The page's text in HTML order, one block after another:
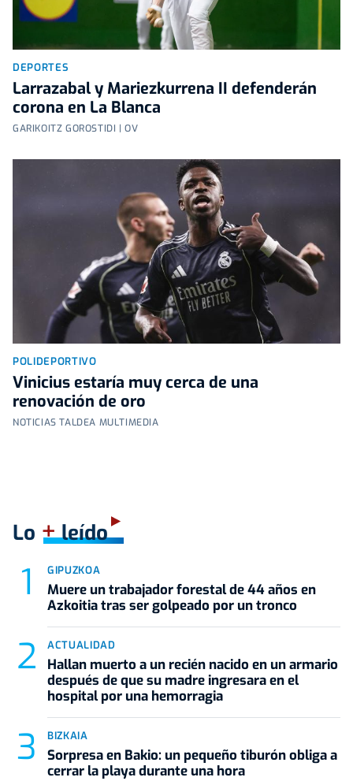
DEPORTES
Larrazabal y Mariezkurrena II defenderán
corona en La Blanca
GARIKOITZ GOROSTIDI | OV
POLIDEPORTIVO
Vinicius estaría muy cerca de una
renovación de oro
NOTICIAS TALDEA MULTIMEDIA
Lo +leído
GIPUZKOA
Muere un trabajador forestal de 44 años en
Azkoitia tras ser golpeado por un tronco
ACTUALIDAD
Hallan muerto a un recién nacido en un armario
después de que su madre ingresara en el
hospital por una hemorragia
BIZKAIA
Sorpresa en Bakio: un pequeño tiburón obliga a
cerrar la playa durante una hora